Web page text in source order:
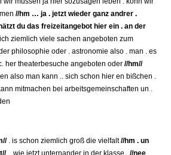
//hm … ja . jetzt wieder ganz andrer .
du das freizeitangebot hier ein . an der
ziemlich viele sachen angeboten zum
philosophie oder . astronomie also . man . es
her theaterbesuche angeboten oder//hm//
also man kann .. sich schon hier en bißchen .
mitmachen bei arbeitsgemeinschaften un .
. is schon ziemlich groß die vielfalt//hm . un
.. wie jetzt unternander in der klasse .//nee